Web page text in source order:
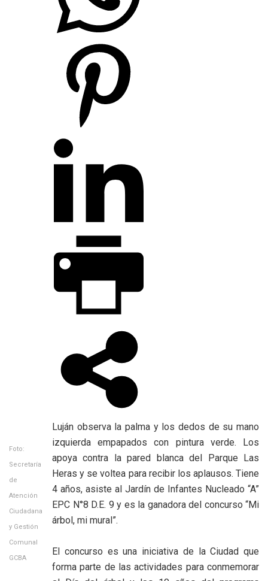
Foto:
Secretaría
de
Atención
Ciudadana
y Gestión
Comunal
GCBA
Luján observa la palma y los dedos de su mano
izquierda empapados con pintura verde. Los
apoya contra la pared blanca del Parque Las
Heras y se voltea para recibir los aplausos. Tiene
4 años, asiste al Jardín de Infantes Nucleado “A”
EPC N°8 D.E. 9 y es la ganadora del concurso “Mi
árbol, mi mural”.
El concurso es una iniciativa de la Ciudad que
forma parte de las actividades para conmemorar